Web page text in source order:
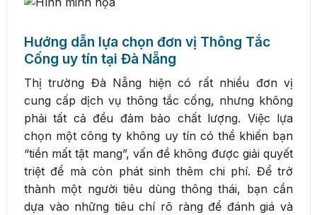
Hướng dẫn lựa chọn đơn vị Thông Tắc
Cống uy tín tại Đà Nẵng
Thị trường Đà Nẵng hiện có rất nhiều đơn vị
cung cấp dịch vụ thông tắc cống, nhưng không
phải tất cả đều đảm bảo chất lượng. Việc lựa
chọn một công ty không uy tín có thể khiến bạn
“tiền mất tật mang”, vấn đề không được giải quyết
triệt để mà còn phát sinh thêm chi phí. Để trở
thành một người tiêu dùng thông thái, bạn cần
dựa vào những tiêu chí rõ ràng để đánh giá và